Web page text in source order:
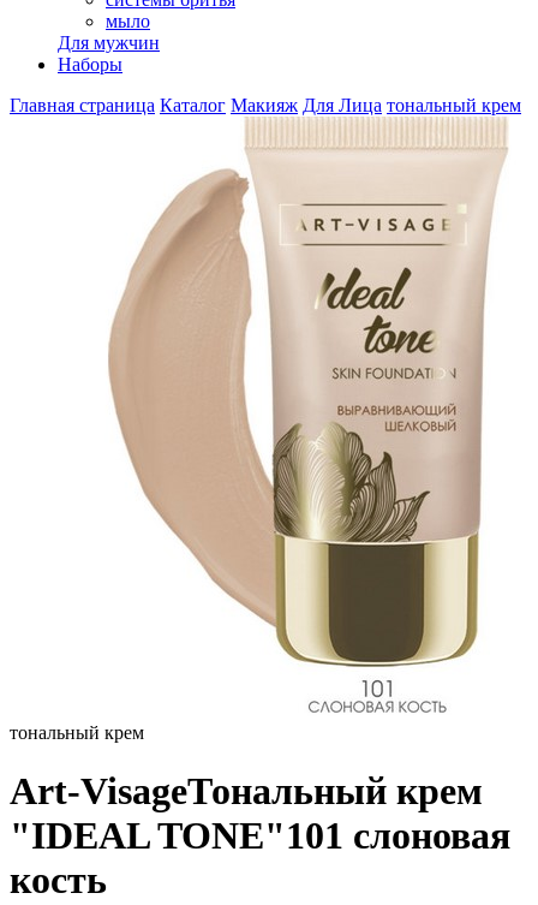
мыло
Для мужчин
Наборы
Главная страница Каталог Макияж Для Лица тональный крем
тональный крем
Art-VisageТональный крем
"IDEAL TONE"101 слоновая
кость